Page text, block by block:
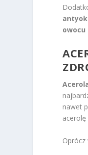
owocu
nawet
Oprócz